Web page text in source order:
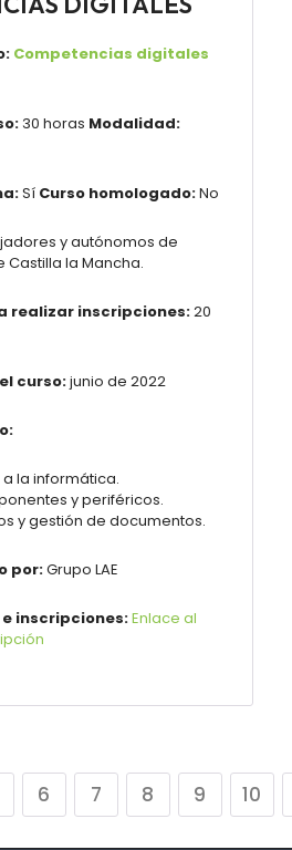
Competencias digitales
30 horas Modalidad:
Sí Curso homologado:No
y autónomos de
la Mancha.
realizar inscripciones:20
curso:junio de 2022
la informática.
y periféricos.
y gestión de documentos.
por:Grupo LAE
inscripciones:Enlace al
6 7 8 9 10